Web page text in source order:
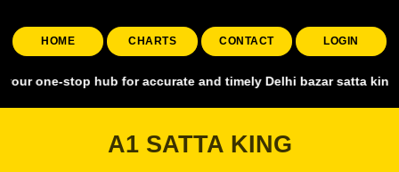
HOME CHARTS CONTACT LOGIN
hub for accurate and timely Delhi bazar satta king,
A1 SATTA KING